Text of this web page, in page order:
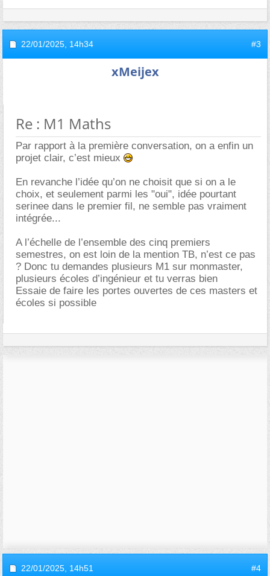
22/01/2025, 14h34 #3
xMeijex
Re : M1 Maths
Par rapport à la première conversation, on a enfin un
projet clair, c’est mieux
En revanche l’idée qu’on ne choisit que si on a le
choix, et seulement parmi les "oui", idée pourtant
serinee dans le premier fil, ne semble pas vraiment
intégrée...
A l’échelle de l’ensemble des cinq premiers
semestres, on est loin de la mention TB, n’est ce pas
? Donc tu demandes plusieurs M1 sur monmaster,
plusieurs écoles d’ingénieur et tu verras bien
Essaie de faire les portes ouvertes de ces masters et
écoles si possible
22/01/2025, 14h51 #4